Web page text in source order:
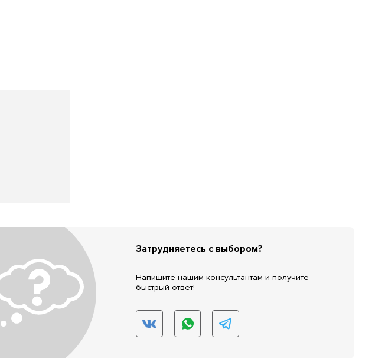
Затрудняетесь с выбором?
Напишите нашим консультантам и получите
быстрый ответ!